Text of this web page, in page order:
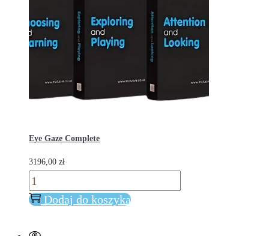
Eye Gaze Complete
3196,00 zł
ilość
Eye
Complete
Dodaj do koszyka